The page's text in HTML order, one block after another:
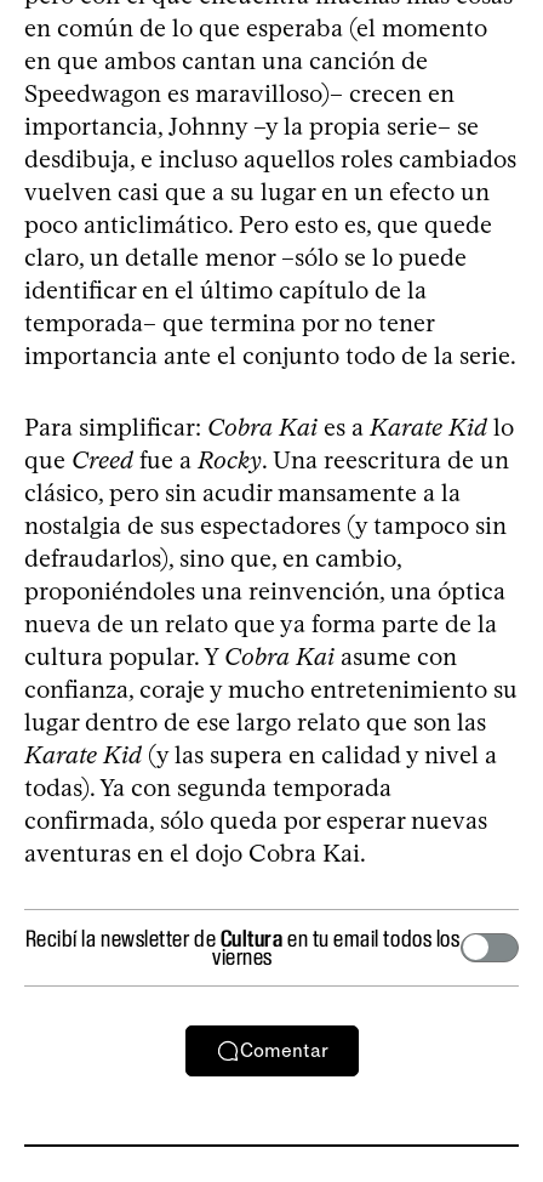
en común de lo que esperaba (el momento
en que ambos cantan una canción de
Speedwagon es maravilloso)– crecen en
importancia, Johnny –y la propia serie– se
desdibuja, e incluso aquellos roles cambiados
vuelven casi que a su lugar en un efecto un
poco anticlimático. Pero esto es, que quede
claro, un detalle menor –sólo se lo puede
identificar en el último capítulo de la
temporada– que termina por no tener
importancia ante el conjunto todo de la serie.
Para simplificar: Cobra Kai es aKarate Kid lo
que Creed fue aRocky. Una reescritura de un
clásico, pero sin acudir mansamente a la
nostalgia de sus espectadores (y tampoco sin
defraudarlos), sino que, en cambio,
proponiéndoles una reinvención, una óptica
nueva de un relato que ya forma parte de la
cultura popular. Y Cobra Kai asume con
confianza, coraje y mucho entretenimiento su
lugar dentro de ese largo relato que son las
Karate Kid (y las supera en calidad y nivel a
todas). Ya con segunda temporada
confirmada, sólo queda por esperar nuevas
aventuras en el dojo Cobra Kai.
Recibí la newsletter deCulturaen tu email todos los
viernes
Comentar